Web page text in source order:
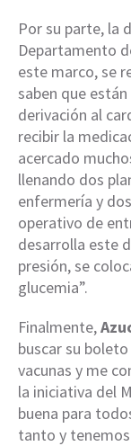
Por su parte, la
Departamento
este marco, se
saben que
derivación al
recibir la
acercado
llenando dos
enfermería y
operativo de
desarrolla este
presión, se
glucemia”.
Finalmente,
buscar su
vacunas y me
la iniciativa del
buena para
tanto y